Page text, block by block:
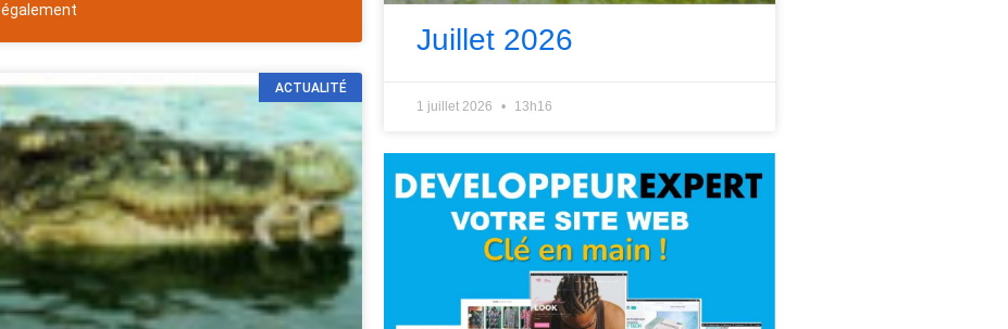
également
ACTUALITÉ
Juillet 2026
1 juillet 2026 13h16